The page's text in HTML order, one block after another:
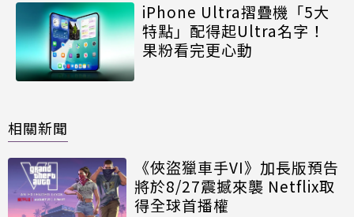
iPhone Ultra摺疊機「5大
特點」配得起Ultra名字！
果粉看完更心動
相關新聞
《俠盜獵車手VI》加長版預告
將於8/27震撼來襲 Netflix取
得全球首播權